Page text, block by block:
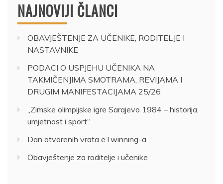
NAJNOVIJI ČLANCI
OBAVJEŠTENJE ZA UČENIKE, RODITELJE I
NASTAVNIKE
PODACI O USPJEHU UČENIKA NA
TAKMIČENJIMA SMOTRAMA, REVIJAMA I
DRUGIM MANIFESTACIJAMA 25/26
„Zimske olimpijske igre Sarajevo 1984 – historija,
umjetnost i sport“
Dan otvorenih vrata eTwinning-a
Obavještenje za roditelje i učenike